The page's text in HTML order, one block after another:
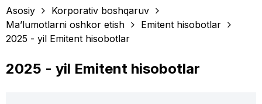
Asosiy
Korporativ boshqaruv
Ma’lumotlarni oshkor etish
Emitent hisobotlar
2025 - yil Emitent hisobotlar
2025 - yil Emitent hisobotlar